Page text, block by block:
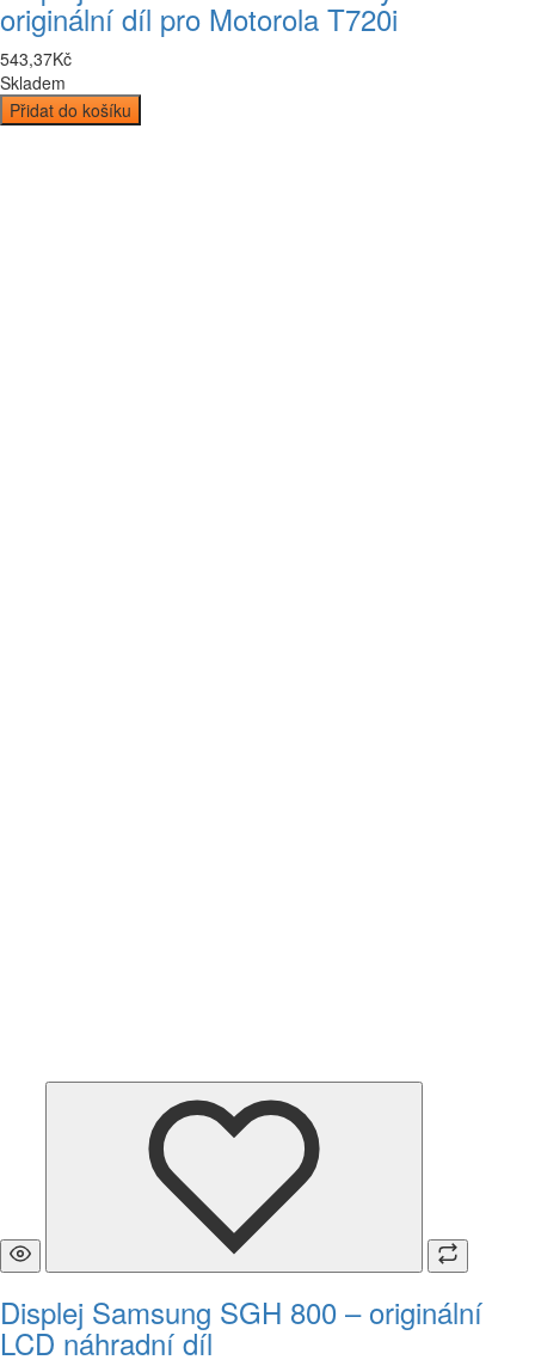
originální díl pro Motorola T720i
543,37Kč
Skladem
Přidat do košíku
Displej Samsung SGH 800 – originální
LCD náhradní díl